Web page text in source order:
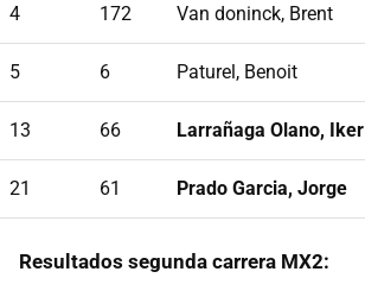
4 172 Van doninck, Brent
5 6 Paturel, Benoit
13 66 Larrañaga Olano, Iker
21 61 Prado Garcia, Jorge
Resultados segunda carrera MX2: